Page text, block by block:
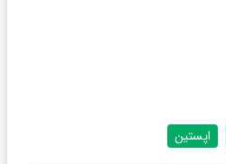
اپستین